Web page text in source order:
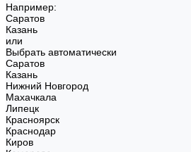
Например:
Саратов
Казань
или
Выбрать автоматически
Саратов
Казань
Нижний Новгород
Махачкала
Липецк
Красноярск
Краснодар
Киров